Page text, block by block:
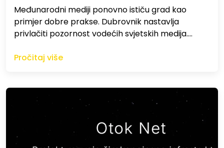
Međunarodni mediji ponovno ističu grad kao
primjer dobre prakse. Dubrovnik nastavlja
privlačiti pozornost vodećih svjetskih medija.…
Pročitaj više